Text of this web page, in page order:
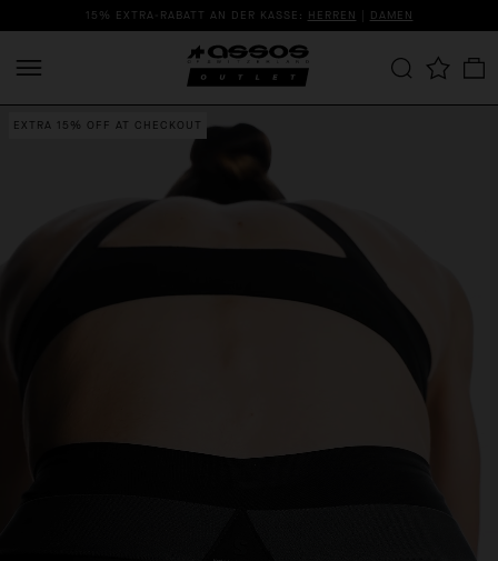
15% EXTRA-RABATT AN DER KASSE: HERREN | DAMEN
EXTRA 15% OFF AT CHECKOUT